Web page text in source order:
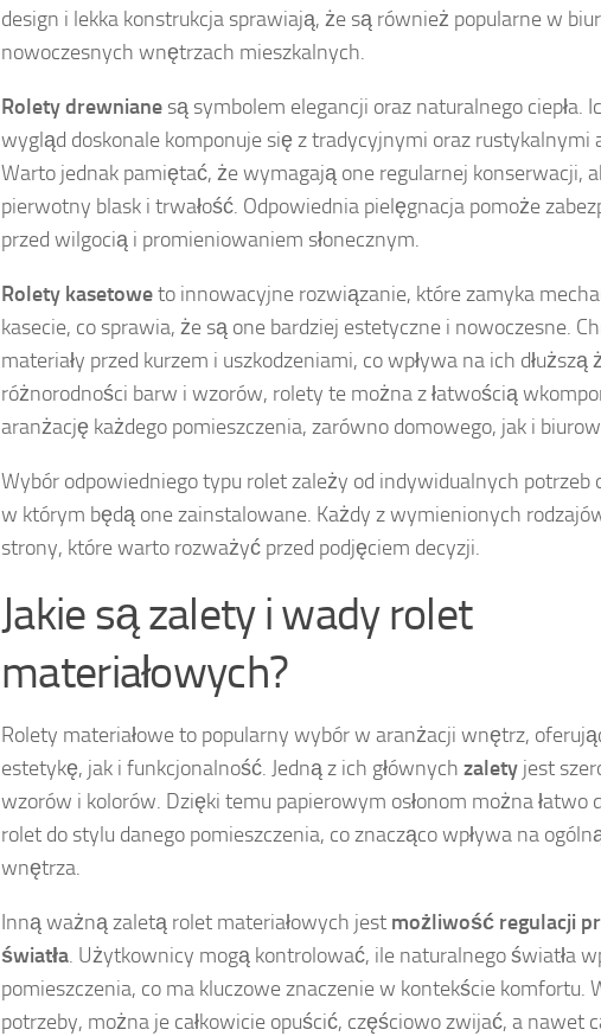
design i lekka konstrukcja sprawiają, że są również popularne w
nowoczesnych wnętrzach mieszkalnych.
Rolety drewniane są symbolem elegancji oraz naturalnego ciepła.
wygląd doskonale komponuje się z tradycyjnymi oraz rustykalnymi
Warto jednak pamiętać, że wymagają one regularnej konserwacji,
pierwotny blask i trwałość. Odpowiednia pielęgnacja pomoże
przed wilgocią i promieniowaniem słonecznym.
Rolety kasetoweto innowacyjne rozwiązanie, które zamyka
kasecie, co sprawia, że są one bardziej estetyczne i nowoczesne.
materiały przed kurzem i uszkodzeniami, co wpływa na ich
różnorodności barw i wzorów, rolety te można z łatwością
aranżację każdego pomieszczenia, zarówno domowego, jak i
Wybór odpowiedniego typu rolet zależy od indywidualnych potrzeb
w którym będą one zainstalowane. Każdy z wymienionych
strony, które warto rozważyć przed podjęciem decyzji.
Jakie są zalety i wady rolet
materiałowych?
Rolety materiałowe to popularny wybór w aranżacji wnętrz,
estetykę, jak i funkcjonalność. Jedną z ich głównych zalety jest
wzorów i kolorów. Dzięki temu papierowym osłonom można łatwo
rolet do stylu danego pomieszczenia, co znacząco wpływa na
wnętrza.
Inną ważną zaletą rolet materiałowych jest możliwość regulacji
światła. Użytkownicy mogą kontrolować, ile naturalnego światła
pomieszczenia, co ma kluczowe znaczenie w kontekście komfortu.
potrzeby, można je całkowicie opuścić, częściowo zwijać, a nawet